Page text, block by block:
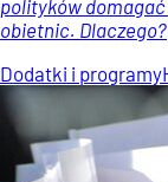
polityków
obietnic. Dlaczego?
Dodatki i programy